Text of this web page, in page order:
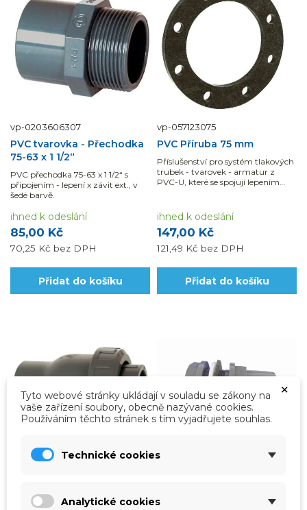
vp-0203606307
PVC tvarovka - Přechodka
75-63 x 1 1/2“
PVC přechodka 75-63 x 1 1/2“ s
připojením - lepení x závit ext., v
šedé barvě.
85,00 Kč
70,25 Kč bez DPH
ihned k odeslání
Přidat do košíku
vp-057123075
PVC Příruba 75 mm
Příslušenství pro systém tlakových
trubek - tvarovek - armatur z
PVC-U, které se spojují lepením
147,00 Kč
121,49 Kč bez DPH
ihned k odeslání
Přidat do košíku
lepicí 75/90 x 3“ (vnější
×
Tyto webové stránky ukládají v souladu se zákony na
vaše zařízení soubory, obecně nazývané cookies.
Používáním těchto stránek s tím vyjadřujete souhlas.
Technické cookies
Analytické cookies